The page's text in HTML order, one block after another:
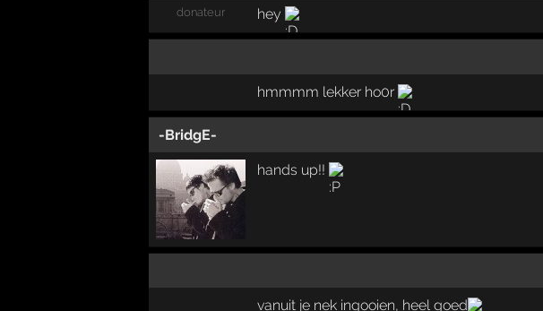
donateur hey
hmmmm lekker ho0r
-BridgE-
hands up!!
vanuit je nek ingooien, heel goed